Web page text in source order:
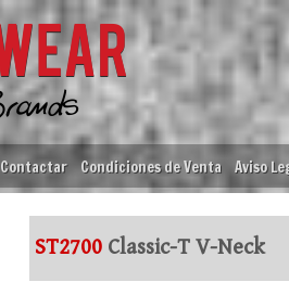
Contactar Condiciones de Venta Aviso
ST2700 Classic-T V-Neck